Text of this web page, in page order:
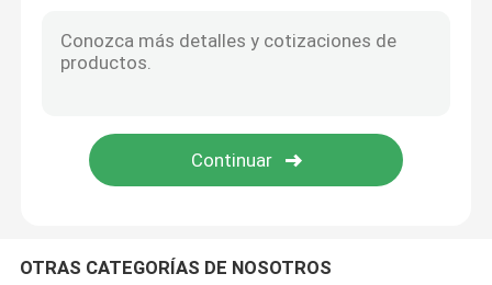
Crosslinker amino
Resina butilada del formaldehído de la melamina
HMMM resina
OTRAS CATEGORÍAS DE NOSOTROS